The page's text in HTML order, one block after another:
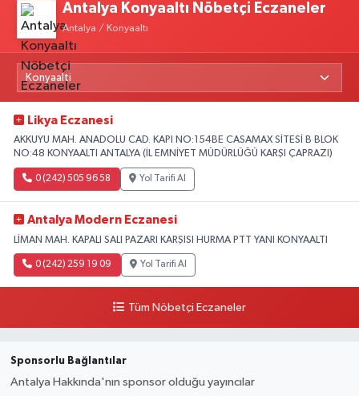
Antalya Konyaaltı Nöbetçi Eczaneler
Antalya / Konyaaltı
Likya Eczanesi
AKKUYU MAH. ANADOLU CAD. KAPI NO:154BE CASAMAX SİTESİ B BLOK
NO:48 KONYAALTI ANTALYA (İL EMNİYET MÜDÜRLÜĞÜ KARŞI ÇAPRAZI)
0 (242) 505 96 58 Yol Tarifi Al
Antalya Modern Eczanesi
LİMAN MAH. KAPALI SALI PAZARI KARŞISI HURMA PTT YANI KONYAALTI
0 (242) 259 19 09 Yol Tarifi Al
Tüm Nöbetçi Eczaneler
Sponsorlu Bağlantılar
Antalya Hakkında'nın sponsor olduğu yayıncılar